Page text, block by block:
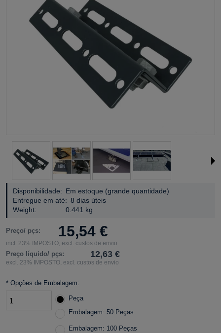
Disponibilidade: Em estoque (grande quantidade)
Entregue em até: 8 dias úteis
Weight:
0.441 kg
Preço/ pçs: 15,54 €
incl. 23% IMPOSTO, excl. custos de envio
Preço líquido/ pçs: 12,63 €
excl. 23% IMPOSTO, excl. custos de envio
* Opções de Embalagem:
Peça
Embalagem: 50 Peças
Embalagem: 100 Peças